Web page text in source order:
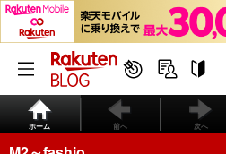
ホーム 前へ 次へ